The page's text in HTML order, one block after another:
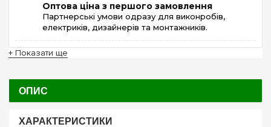
Оптова ціна з першого замовлення
Партнерські умови одразу для виконробів,
електриків, дизайнерів та монтажників.
+ Показати ще
ОПИС
ХАРАКТЕРИСТИКИ